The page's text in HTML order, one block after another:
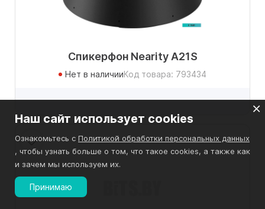
Спикерфон Nearity A21S
Нет в наличииКод товара: 793434
Наш сайт использует cookies
Ознакомьтесь с Политикой обработки персональных данных
, чтобы узнать больше о том, что такое cookies, а также как
и зачем мы используем их.
Принимаю